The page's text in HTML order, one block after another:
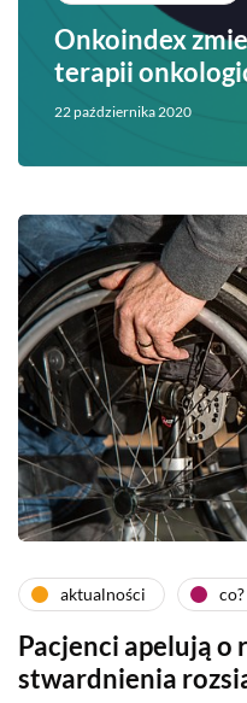
Onkoindex
terapii
22 października 2020
aktualności
Pacjenci apelują
stwardnienia